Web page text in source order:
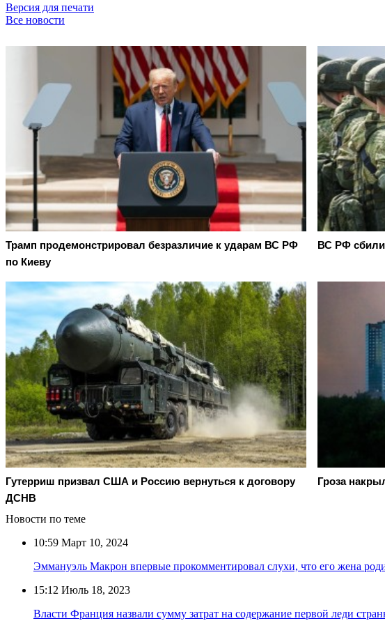
Версия для печати
Все новости
Трамп продемонстрировал безразличие к ударам ВС РФ
по Киеву
ВС РФ сбили
Гутерриш призвал США и Россию вернуться к договору
ДСНВ
Гроза
Новости по теме
10:59 Март 10, 2024
Эммануэль Макрон впервые прокомментировал слухи, что его жена
15:12 Июль 18, 2023
Власти Франция назвали сумму затрат на содержание первой леди